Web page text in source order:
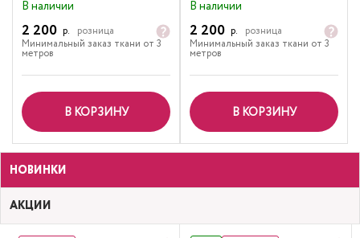
В наличии
2 200 р.
розница
Минимальный заказ ткани от 3
метров
В КОРЗИНУ
В наличии
2 200 р.
розница
Минимальный заказ ткани от 3
метров
В КОРЗИНУ
НОВИНКИ
АКЦИИ